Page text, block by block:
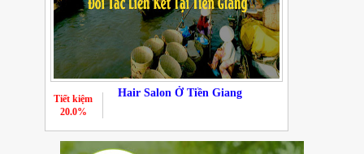
Hair Salon Ở Tiền Giang
Tiết kiệm
20.0%